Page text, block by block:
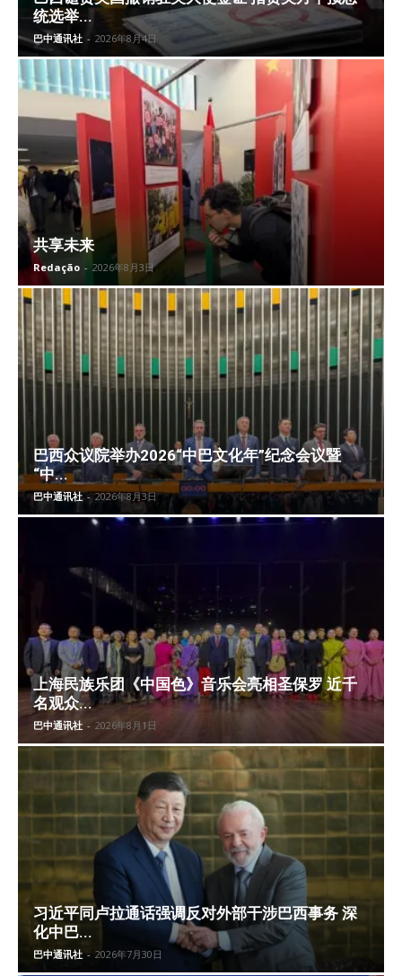
统选举...
巴中通讯社 - 2026年8月4日
共享未来
Redação - 2026年8月3日
巴西众议院举办2026“中巴文化年”纪念会议暨
“中...
巴中通讯社 - 2026年8月3日
上海民族乐团《中国色》音乐会亮相圣保罗 近千
名观众...
巴中通讯社 - 2026年8月1日
习近平同卢拉通话强调反对外部干涉巴西事务 深
化中巴...
巴中通讯社 - 2026年7月30日